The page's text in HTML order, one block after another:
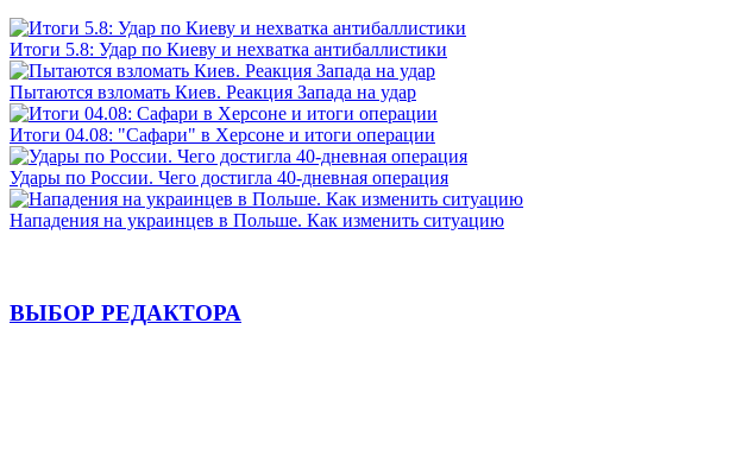
Итоги 5.8: Удар по Киеву и нехватка антибаллистики
Пытаются взломать Киев. Реакция Запада на удар
Итоги 04.08: "Сафари" в Херсоне и итоги операции
Удары по России. Чего достигла 40-дневная операция
Нападения на украинцев в Польше. Как изменить ситуацию
ВЫБОР РЕДАКТОРА